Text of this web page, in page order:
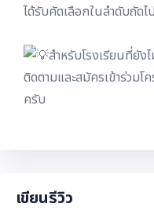
ได้รับคัดเลือกในลำดับถัดไ
สำหรับโรงเรียนที่ยัง
ติดตามและสมัครเข้าร่วมโ
ครับ
เขียนรีวิว